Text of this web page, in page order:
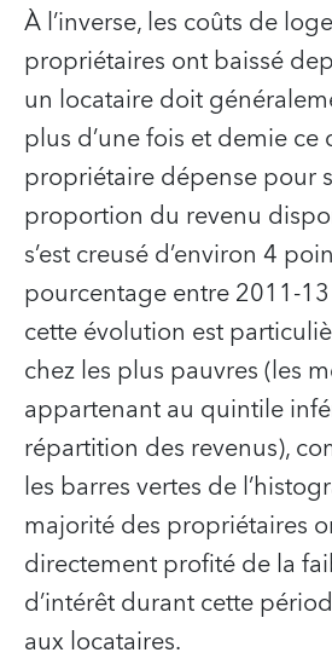
À l’inverse, les coûts de
propriétaires ont baissé
un locataire doit
plus d’une fois et demie ce
propriétaire dépense pour
proportion du revenu
s’est creusé d’environ 4
pourcentage entre 2011-
cette évolution est
chez les plus pauvres (les
appartenant au quintile
répartition des revenus),
les barres vertes de
majorité des propriétaires
directement profité de la
d’intérêt durant cette
aux locataires.